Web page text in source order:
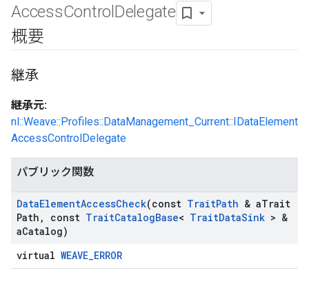
AccessControl Delegate
概要
継承
継承元:
nl::Weave::Profiles::DataManagement_Current::IDataElement
AccessControlDelegate
パブリック関数
DataElementAccessCheck(const TraitPath & aTrait
Path , const TraitCatalogBase< TraitDataSink > &
aCatalog)
virtual WEAVE_ERROR